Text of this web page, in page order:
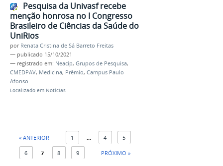
Pesquisa da Univasf recebe
menção honrosa no I Congresso
Brasileiro de Ciências da Saúde do
UniRios
por Renata Cristina de Sá Barreto Freitas
— publicado 15/10/2021
— registrado em: Neacip, Grupos de Pesquisa,
CMEDPAV, Medicina, Prêmio, Campus Paulo
Afonso
Localizado em Notícias
« ANTERIOR 1 ... 4 5
6 7 8 9 PRÓXIMO »